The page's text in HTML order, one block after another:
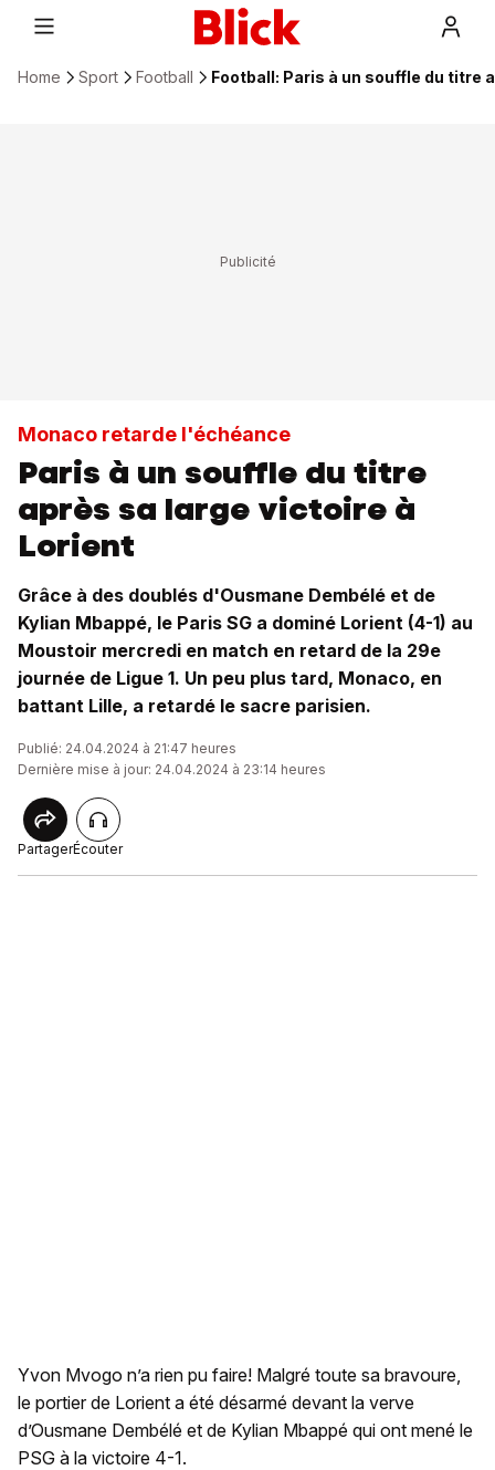
Home Sport Football Football: Paris à un souffle du titre
Monaco retarde l'échéance
Paris à un souffle du titre
après sa large victoire à
Lorient
Grâce à des doublés d'Ousmane Dembélé et de
Kylian Mbappé, le Paris SG a dominé Lorient (4-1) au
Moustoir mercredi en match en retard de la 29e
journée de Ligue 1. Un peu plus tard, Monaco, en
battant Lille, a retardé le sacre parisien.
Publié: 24.04.2024 à 21:47 heures
Dernière mise à jour: 24.04.2024 à 23:14 heures
PartagerÉcouter
Yvon Mvogo n’a rien pu faire! Malgré toute sa bravoure,
le portier de Lorient a été désarmé devant la verve
d’Ousmane Dembélé et de Kylian Mbappé qui ont mené le
PSG à la victoire 4-1.